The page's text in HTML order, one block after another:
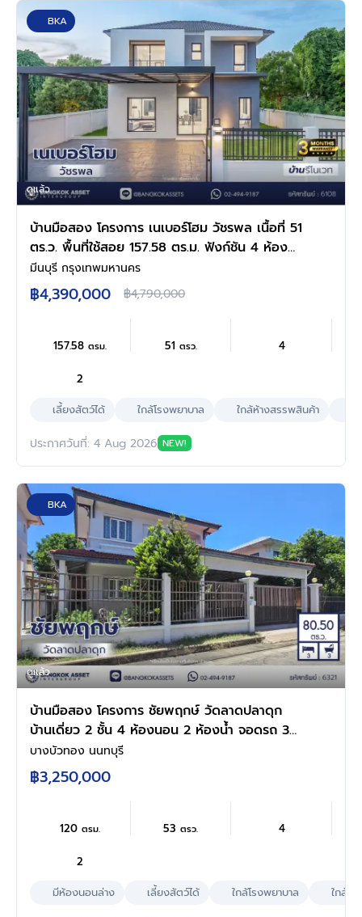
BKA
ดูแล้ว
บ้านมือสอง โครงการ เนเบอร์โฮม วัชรพล เนื้อที่ 51
ตร.ว. พื้นที่ใช้สอย 157.58 ตร.ม. ฟังก์ชัน 4 ห้อง
นอน 2 ห้องน้ำ 2 ที่จอดรถ บนทำเลศักยภาพ เดิน
ทางสะดวกเชื่อมต่อถนนสุขาภิบาล5 ถนนวัชรพล
ถนนรามอินทรา ใกล้ห้างสรรพสินค้า Fashion
Island และจุดขึ้นทางด่วน "ฉลองรัช"
มีนบุรี กรุงเทพมหานคร
฿4,390,000 ฿4,790,000
157.58ตรม. 51 ตรว. 4
2
เลี้ยงสัตว์ได้
ใกล้โรงพยาบาล ใกล้ห้างสรรพสินค้า
ประกาศวันที่: 4 Aug 2026 NEW!
BKA
ดูแล้ว
บ้านมือสอง โครงการ ชัยพฤกษ์ วัดลาดปลาดุก
บ้านเดี่ยว 2 ชั้น 4 ห้องนอน 2 ห้องน้ำ จอดรถ 3
คัน เนื้อที่ 53 ตร.ว. ใช้สอย 120 ตร.ม. มีห้องนอน
ชั้นล่าง ครัวพร้อมเคาน์เตอร์ หลังคาโรงรถ ทำเล
บางบัวทอง นนทบุรี ติดถนนวัดลาดปลาดุก ใกล้
บางบัวทอง นนทบุรี
฿3,250,000
120ตรม. 53ตรว. 4
2
มีห้องนอนล่าง
เลี้ยงสัตว์ได้ ใกล้โรงพยาบาล ใกล้ห้